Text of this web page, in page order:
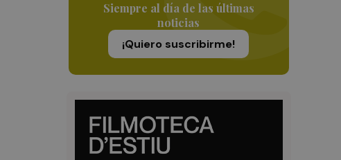
Siempre al día de las últimas
noticias
¡Quiero suscribirme!